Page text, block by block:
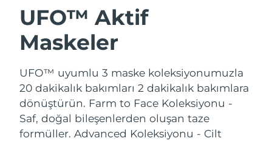
UFO™ Aktif
Maskeler
UFO™ uyumlu 3 maske koleksiyonumuzla
20 dakikalık bakımları 2 dakikalık bakımlara
dönüştürün. Farm to Face Koleksiyonu -
Saf, doğal bileşenlerden oluşan taze
formüller. Advanced Koleksiyonu - Cilt